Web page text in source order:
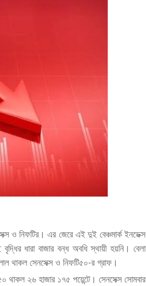
ও নিফটির। এর জেরে এই দুই বেঞ্চমার্ক ইনডেক্স
ধারা বাজার বন্ধ অবধি স্থায়ী হয়নি। বেলা
থাকল সেনসেক্স ও নিফটি৫০-র গ্রাফ।
থাকল ২৬ হাজার ১৭৫ পয়েন্টে। সেনসেক্স সোমবার